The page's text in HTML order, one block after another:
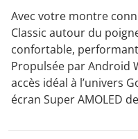
Avec votre montre
Classic autour du
confortable,
Propulsée par Android
accès idéal à l’univers
écran Super AMOLED